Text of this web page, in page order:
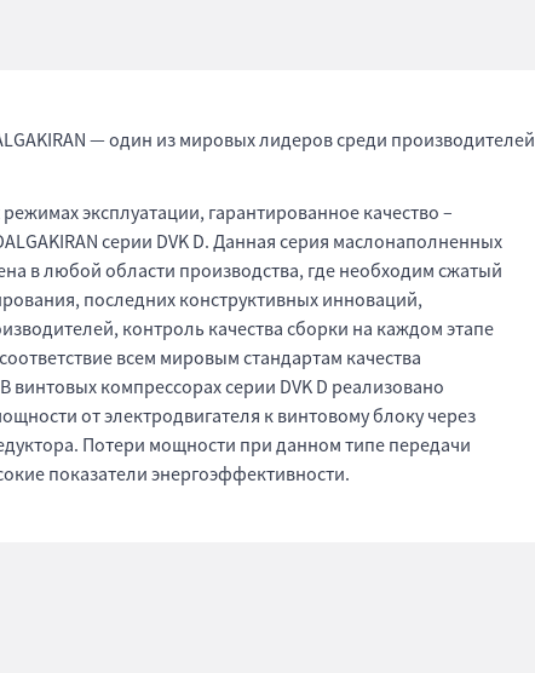
— один из мировых лидеров среди производителей
эксплуатации, гарантированное качество –
серии DVK D. Данная серия маслонаполненных
в любой области производства, где необходим сжатый
последних конструктивных инноваций,
контроль качества сборки на каждом этапе
всем мировым стандартам качества
компрессорах серии DVK D реализовано
от электродвигателя к винтовому блоку через
Потери мощности при данном типе передачи
показатели энергоэффективности.